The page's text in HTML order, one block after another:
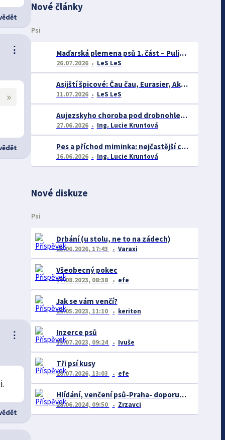
⋮
»
⋮
Nové články
Psi
Maďarská plemena psů 1. část – Puli, Komondor
26.07.2026 LeS LeS
Asijští špicové: Čau čau, Eurasier, Akita inu a další
11.07.2026 LeS LeS
Aujezskyho choroba pod drobnohledem: proč se o ní nyní mluví více než dříve
27.06.2026 Ing. Lucie Kruntová
Pes a příchod miminka: nejčastější chyby majitelů a jak se jim vyhnout
16.06.2026 Ing. Lucie Kruntová
Nové diskuze
Psi
Drbání (u stolu, ne to na zádech)
23.06.2026, 17:43 Varaxi
Všeobecný pokec
17.08.2023, 08:38 efe
Jak se vám venčí?
26.05.2023, 11:10 keriton
Inzerce psů
13.07.2023, 09:24 Ivuše
Tři psí kusy
28.07.2026, 13:03 efe
Hlídání, venčení psů-Praha- doporučení či naopak
28.06.2024, 09:50 Zrzavci